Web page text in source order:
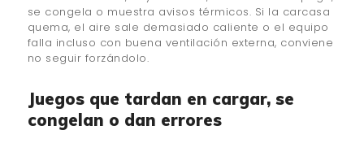
se congela o muestra avisos térmicos. Si la carcasa
quema, el aire sale demasiado caliente o el equipo
falla incluso con buena ventilación externa, conviene
no seguir forzándolo.
Juegos que tardan en cargar, se
congelan o dan errores